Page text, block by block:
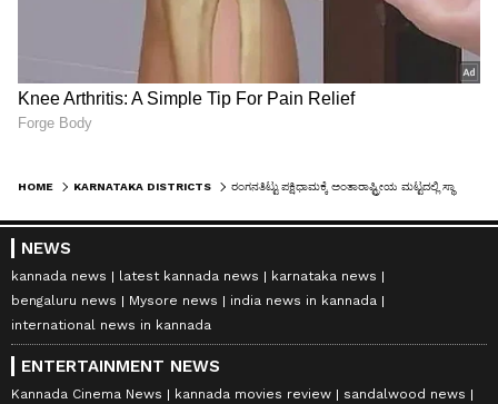
HOME KARNATAKA DISTRICTS
NEWS
kannada news latest kannada news
karnataka news
bengaluru news
Mysore news
india news in kannada
international news in kannada
ENTERTAINMENT NEWS
Kannada Cinema News kannada movies review
sandalwood news